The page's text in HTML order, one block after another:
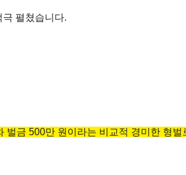
펼쳤습니다.
벌금 500만 원이라는 비교적 경미한 형벌